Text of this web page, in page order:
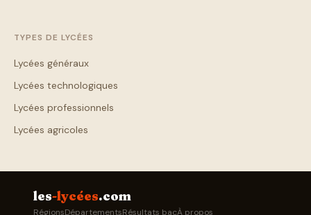
TYPES DE LYCÉES
Lycées généraux
Lycées technologiques
Lycées professionnels
Lycées agricoles
les-lycées.com
RégionsDépartementsRésultats bacÀ propos